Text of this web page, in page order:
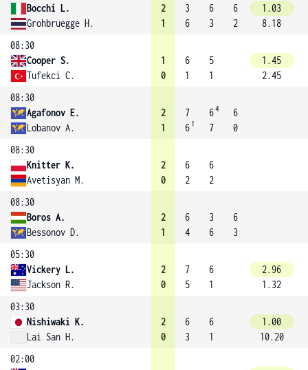
Bocchi L.
Grohbruegge H.
2
1
3
6
6
3
6
2
1.03
8.18
08:30
Cooper S.
Tufekci C.
1
0
6
1
5
1
1.45
2.45
08:30
Agafonov E.
Lobanov A.
2
1
7
6 1
64
7
6
0
08:30
Knitter K.
Avetisyan M.
2
0
6
2
6
2
08:30
Boros A.
Bessonov D.
2
1
6
4
3
6
6
3
05:30
Vickery L.
Jackson R.
2
0
7
5
6
1
2.96
1.32
03:30
Nishiwaki K.
Lai San H.
2
0
6
3
6
1
1.00
10.20
02:00